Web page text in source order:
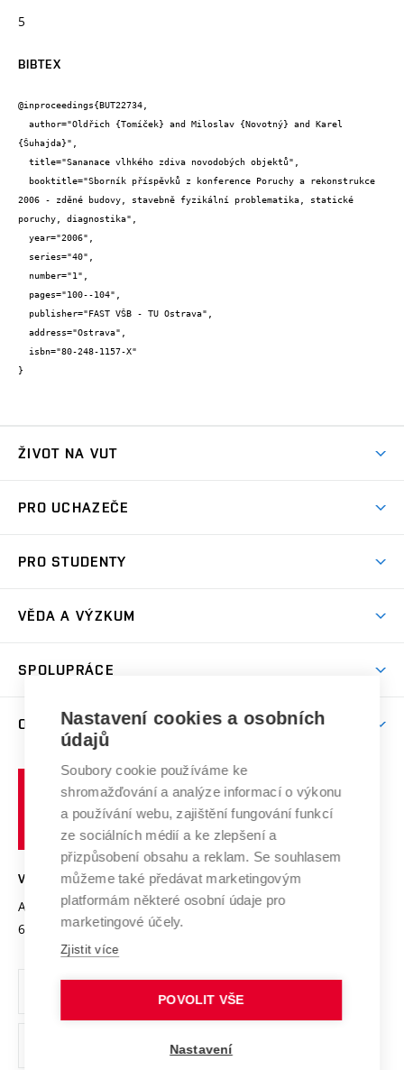
5
BIBTEX
@inproceedings{BUT22734,
{Šuhajda}",
2006 - zděné budovy, stavebně fyzikální problematika, statické
poruchy, diagnostika",
}
ŽIVOT NA VUT
Koleje
Sport na VUT
PRO UCHAZEČE
Dny otevřených dveří
Celoživotní vzdělávání
E-přihláška
PRO STUDENTY
Harmonogram akademického roku
Závěrečné práce
Doktorské studium
Zpracování osobních údajů studentů
Sociální bezpečí
Studium bez bariér
Podpora podnikání
VĚDA A VÝZKUM
Mezinárodní vědecká rada
Systém zajišťování kvality výzkumu
Výzkumné infrastruktury
Transfer znalostí
Open Science
Projekty
Projekty ze strukturálních fondů
Specifický výzkum
SPOLUPRÁCE
Firemní spolupráce
Zahraniční spolupráce
Spolupráce se školami
Mezinárodní dohody
Univerzitní sítě
O UNIVERZITĚ
Profil univerzity
Udržitelná univerzita
Podnikavá univerzita / ContriBUTe
Bezpečná univerzita
Vyznamenání
Organizační struktura
Ochrana osobních údajů
odkaz)
učení
technické
Brně
VYSOKÉ UČENÍ TECHNICKÉ V BRNĚ
Antonínská 548/1
602 00 Brno
www.vut.cz
vut@vutbr.cz
Nastavení cookies a osobních
údajů
Soubory cookie používáme ke
shromažďování a analýze informací o výkonu
a používání webu, zajištění fungování funkcí
ze sociálních médií a ke zlepšení a
přizpůsobení obsahu a reklam. Se souhlasem
můžeme také předávat marketingovým
platformám některé osobní údaje pro
marketingové účely.
Zjistit více
POVOLIT VŠE
Nastavení